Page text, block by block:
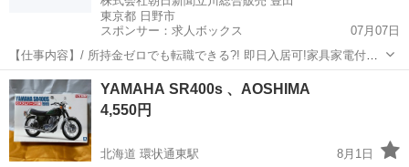
東京都 日野市
スポンサー：求人ボックス
07月07日
【仕事内容】/ 所持金ゼロでも転職できる?! 即日入居可!家具家電付き
の寮・社宅あり! 引っ越しや上京の費用は”すべて”負担します 必ず面
接!電話面接もOK! 魅力ポイント 家具家電付きの寮・社宅を完備 無資
格・未経験OK! 年齢...
アルバイト・パート
YAMAHA SR400s 、AOSHIMA
4,550円
北海道 環状通東駅
8月1日